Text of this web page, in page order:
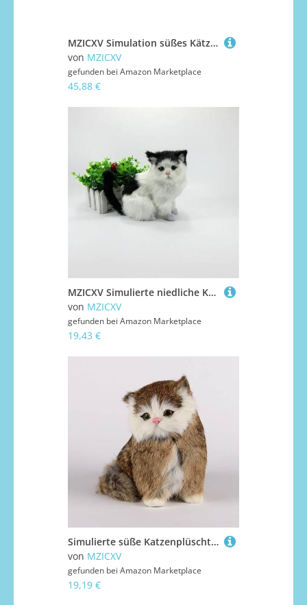
MZICXV Simulation süßes Kätzchen Heimdekoration Tiermodell Handwerk Plüschtier Kindergeschenk(Grey)
von MZICXV
gefunden bei Amazon Marketplace
45,88 €
MZICXV Simulierte niedliche Katzen-Plüschtiere, Heimtextilien mit Tiermotiv, Begleitergeschenke for(Black)
von MZICXV
gefunden bei Amazon Marketplace
19,43 €
Simulierte süße Katzenplüschtiere, die Geräusche Machen können, Fensterdekorationen for zu Hause, Kindergeschenke(Brass)
von MZICXV
gefunden bei Amazon Marketplace
19,19 €